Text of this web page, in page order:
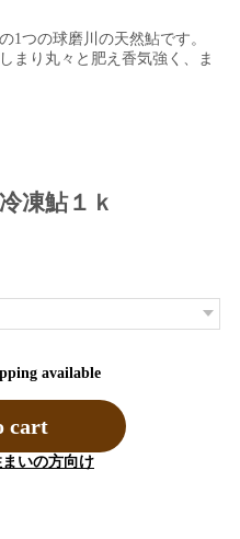
凍鮎１ｋ
available
cart
いの方向け
1つの球磨川の天然鮎です。
まり丸々と肥え香気強く、ま